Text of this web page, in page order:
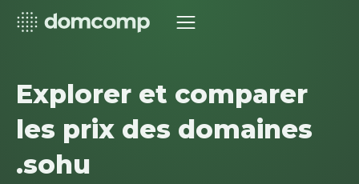
Explorer et comparer
les prix des domaines
.sohu